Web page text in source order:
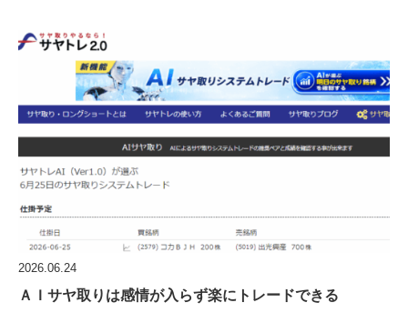
2026.06.24
ＡＩサヤ取りは感情が入らず楽にトレードできる